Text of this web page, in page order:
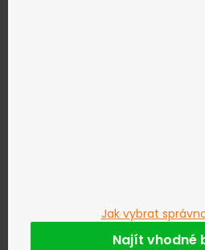
Jak vybrat
Najít vhodné